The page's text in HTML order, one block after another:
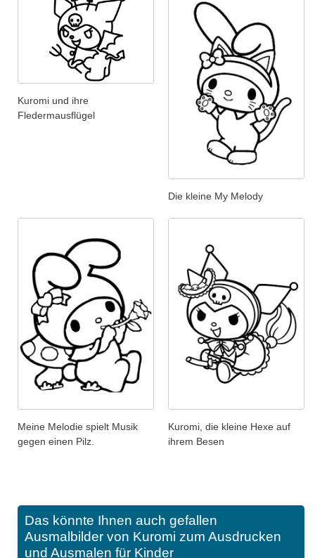
Kuromi und ihre
Fledermausflügel
Die kleine My Melody
Meine Melodie spielt Musik
gegen einen Pilz.
Kuromi, die kleine Hexe auf
ihrem Besen
Das könnte Ihnen auch gefallen
Ausmalbilder von Kuromi zum Ausdrucken
und Ausmalen für Kinder